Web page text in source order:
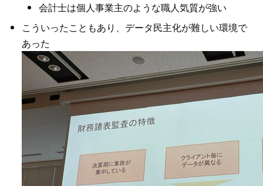
会計士は個人事業主のような職人気質が強い
こういったこともあり、データ民主化が難しい環境で
あった